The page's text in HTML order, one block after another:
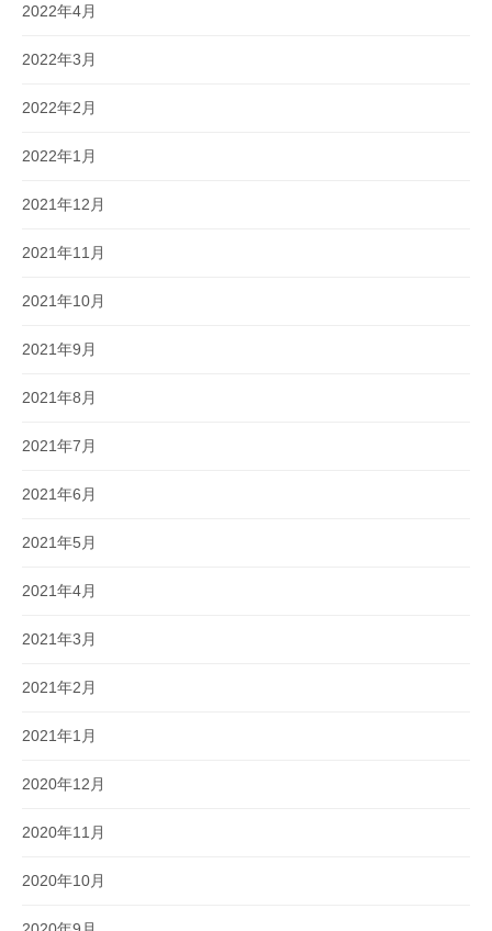
2022年4月
2022年3月
2022年2月
2022年1月
2021年12月
2021年11月
2021年10月
2021年9月
2021年8月
2021年7月
2021年6月
2021年5月
2021年4月
2021年3月
2021年2月
2021年1月
2020年12月
2020年11月
2020年10月